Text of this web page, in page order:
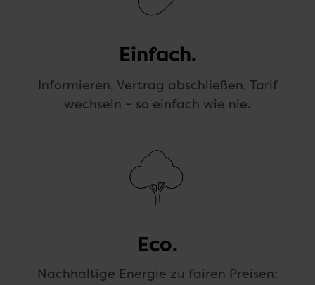
Einfach.
Informieren, Vertrag abschließen, Tarif
wechseln – so einfach wie nie.
Eco.
Nachhaltige Energie zu fairen Preisen: